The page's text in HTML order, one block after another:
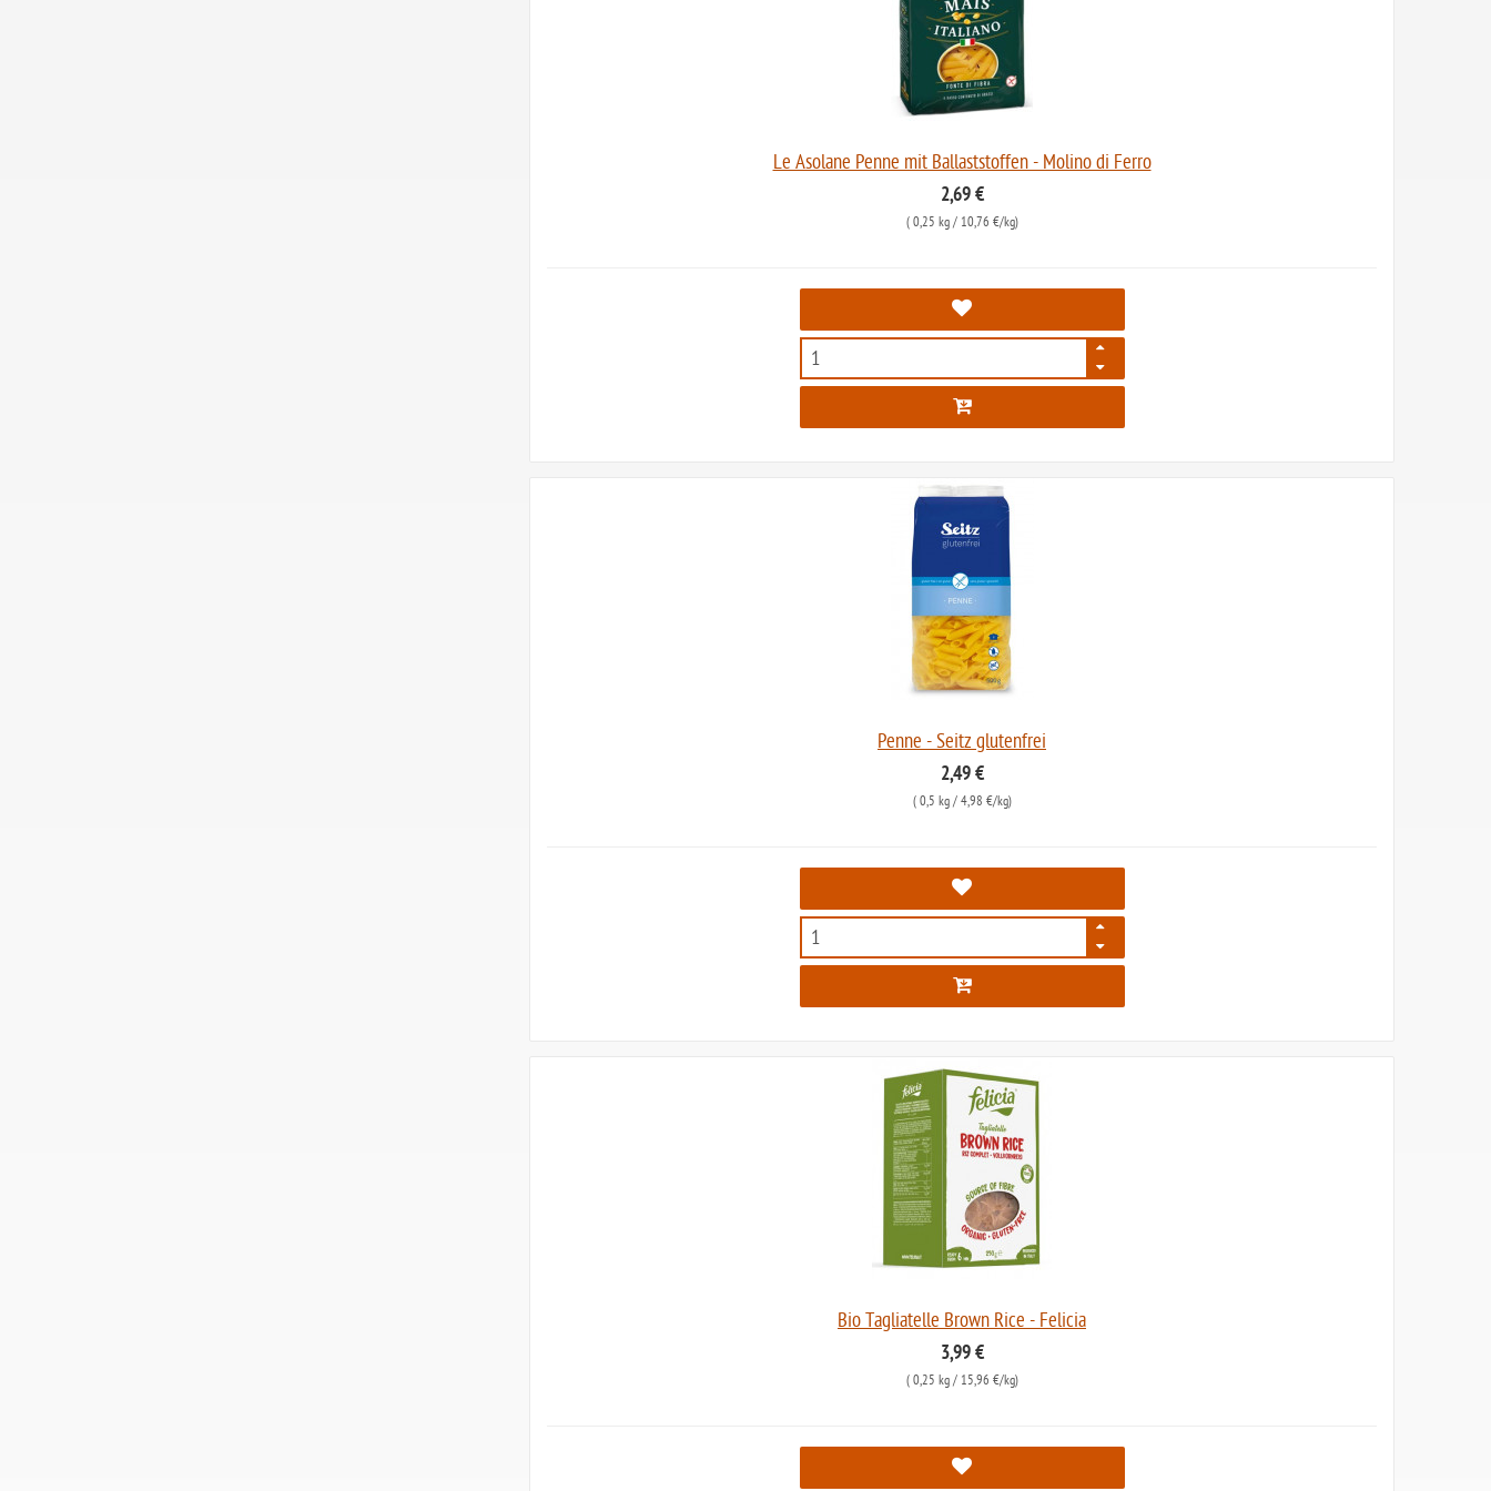
Le Asolane Penne mit Ballaststoffen - Molino di Ferro
2,69 €
( 0,25 kg/ 10,76 €/kg)
2219
Penne - Seitz glutenfrei
2,49 €
( 0,5 kg/ 4,98 €/kg)
5359
Bio Tagliatelle Brown Rice - Felicia
3,99 €
( 0,25 kg/ 15,96 €/kg)